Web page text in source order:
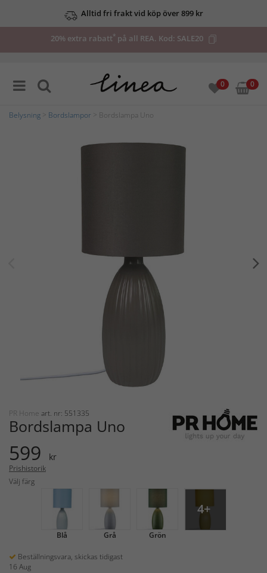
Alltid fri frakt vid köp över 899 kr
20% extra rabatt*på all REA. Kod: SALE20
0 0
Belysning Bordslampor > Bordslampa Uno
PR Home art. nr: 551335
Bordslampa Uno
599 kr
Prishistorik
Välj färg
Blå Grå Grön
4+
Beställningsvara, skickas tidigast
16 Aug